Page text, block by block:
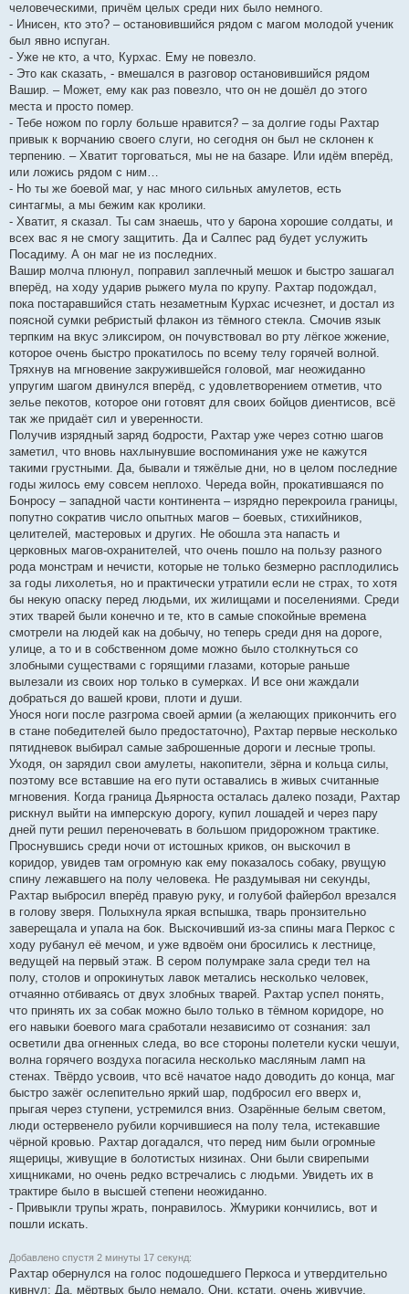
человеческими, причём целых среди них было немного.
- Инисен, кто это? – остановившийся рядом с магом молодой ученик
был явно испуган.
- Уже не кто, а что, Курхас. Ему не повезло.
- Это как сказать, - вмешался в разговор остановившийся рядом
Вашир. – Может, ему как раз повезло, что он не дошёл до этого
места и просто помер.
- Тебе ножом по горлу больше нравится? – за долгие годы Рахтар
привык к ворчанию своего слуги, но сегодня он был не склонен к
терпению. – Хватит торговаться, мы не на базаре. Или идём вперёд,
или ложись рядом с ним…
- Но ты же боевой маг, у нас много сильных амулетов, есть
синтагмы, а мы бежим как кролики.
- Хватит, я сказал. Ты сам знаешь, что у барона хорошие солдаты, и
всех вас я не смогу защитить. Да и Салпес рад будет услужить
Посадиму. А он маг не из последних.
Вашир молча плюнул, поправил заплечный мешок и быстро зашагал
вперёд, на ходу ударив рыжего мула по крупу. Рахтар подождал,
пока постаравшийся стать незаметным Курхас исчезнет, и достал из
поясной сумки ребристый флакон из тёмного стекла. Смочив язык
терпким на вкус эликсиром, он почувствовал во рту лёгкое жжение,
которое очень быстро прокатилось по всему телу горячей волной.
Тряхнув на мгновение закружившейся головой, маг неожиданно
упругим шагом двинулся вперёд, с удовлетворением отметив, что
зелье пекотов, которое они готовят для своих бойцов диентисов, всё
так же придаёт сил и уверенности.
Получив изрядный заряд бодрости, Рахтар уже через сотню шагов
заметил, что вновь нахлынувшие воспоминания уже не кажутся
такими грустными. Да, бывали и тяжёлые дни, но в целом последние
годы жилось ему совсем неплохо. Череда войн, прокатившаяся по
Бонросу – западной части континента – изрядно перекроила границы,
попутно сократив число опытных магов – боевых, стихийников,
целителей, мастеровых и других. Не обошла эта напасть и
церковных магов-охранителей, что очень пошло на пользу разного
рода монстрам и нечисти, которые не только безмерно расплодились
за годы лихолетья, но и практически утратили если не страх, то хотя
бы некую опаску перед людьми, их жилищами и поселениями. Среди
этих тварей были конечно и те, кто в самые спокойные времена
смотрели на людей как на добычу, но теперь среди дня на дороге,
улице, а то и в собственном доме можно было столкнуться со
злобными существами с горящими глазами, которые раньше
вылезали из своих нор только в сумерках. И все они жаждали
добраться до вашей крови, плоти и души.
Унося ноги после разгрома своей армии (а желающих прикончить его
в стане победителей было предостаточно), Рахтар первые несколько
пятидневок выбирал самые заброшенные дороги и лесные тропы.
Уходя, он зарядил свои амулеты, накопители, зёрна и кольца силы,
поэтому все вставшие на его пути оставались в живых считанные
мгновения. Когда граница Дьярноста осталась далеко позади, Рахтар
рискнул выйти на имперскую дорогу, купил лошадей и через пару
дней пути решил переночевать в большом придорожном трактике.
Проснувшись среди ночи от истошных криков, он выскочил в
коридор, увидев там огромную как ему показалось собаку, рвущую
спину лежавшего на полу человека. Не раздумывая ни секунды,
Рахтар выбросил вперёд правую руку, и голубой файербол врезался
в голову зверя. Полыхнула яркая вспышка, тварь пронзительно
заверещала и упала на бок. Выскочивший из-за спины мага Перкос с
ходу рубанул её мечом, и уже вдвоём они бросились к лестнице,
ведущей на первый этаж. В сером полумраке зала среди тел на
полу, столов и опрокинутых лавок метались несколько человек,
отчаянно отбиваясь от двух злобных тварей. Рахтар успел понять,
что принять их за собак можно было только в тёмном коридоре, но
его навыки боевого мага сработали независимо от сознания: зал
осветили два огненных следа, во все стороны полетели куски чешуи,
волна горячего воздуха погасила несколько масляным ламп на
стенах. Твёрдо усвоив, что всё начатое надо доводить до конца, маг
быстро зажёг ослепительно яркий шар, подбросил его вверх и,
прыгая через ступени, устремился вниз. Озарённые белым светом,
люди остервенело рубили корчившиеся на полу тела, истекавшие
чёрной кровью. Рахтар догадался, что перед ним были огромные
ящерицы, живущие в болотистых низинах. Они были свирепыми
хищниками, но очень редко встречались с людьми. Увидеть их в
трактире было в высшей степени неожиданно.
- Привыкли трупы жрать, понравилось. Жмурики кончились, вот и
пошли искать.
Добавлено спустя 2 минуты 17 секунд:
Рахтар обернулся на голос подошедшего Перкоса и утвердительно
кивнул: Да, мёртвых было немало. Они, кстати, очень живучие.